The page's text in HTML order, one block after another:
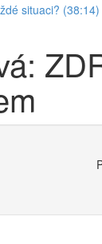
situaci? (38:14)